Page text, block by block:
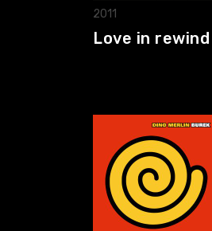
2011
Love in rewind